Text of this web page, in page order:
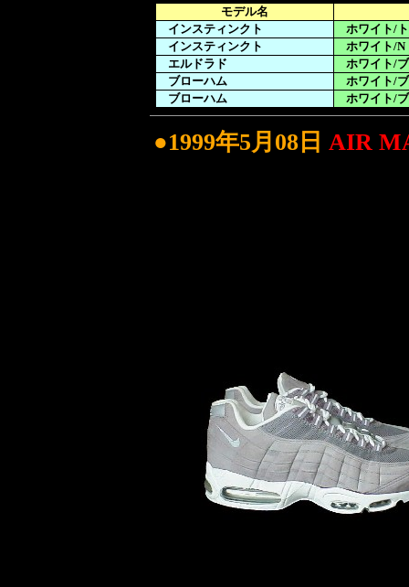
モデル名
インスティンクト
ホワイト/
インスティンクト
ホワイト/N
エルドラド
ホワイト/ブ
ブローハム
ホワイト/ブ
ブローハム
ホワイト/ブ
●1999年5月08日 AIR